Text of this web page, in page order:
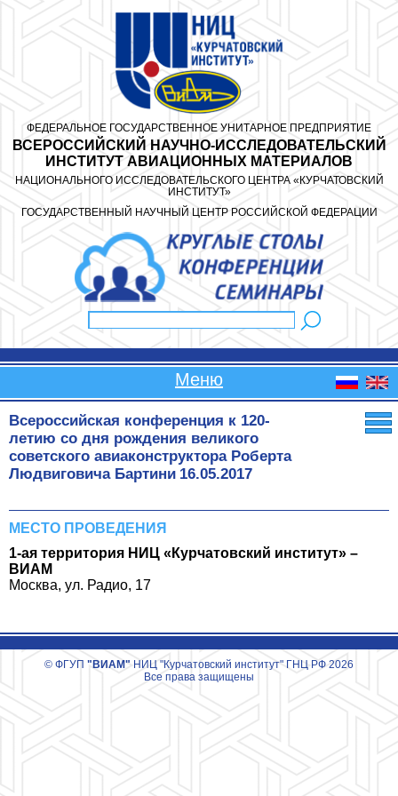
ФЕДЕРАЛЬНОЕ ГОСУДАРСТВЕННОЕ УНИТАРНОЕ ПРЕДПРИЯТИЕ
ВСЕРОССИЙСКИЙ НАУЧНО-ИССЛЕДОВАТЕЛЬСКИЙ
ИНСТИТУТ АВИАЦИОННЫХ МАТЕРИАЛОВ
НАЦИОНАЛЬНОГО ИССЛЕДОВАТЕЛЬСКОГО ЦЕНТРА «КУРЧАТОВСКИЙ
ИНСТИТУТ»
ГОСУДАРСТВЕННЫЙ НАУЧНЫЙ ЦЕНТР РОССИЙСКОЙ ФЕДЕРАЦИИ
Форма поиска
Меню
Всероссийская конференция к 120-
летию со дня рождения великого
советского авиаконструктора Роберта
Людвиговича Бартини 16.05.2017
МЕСТО ПРОВЕДЕНИЯ
1-ая территория НИЦ «Курчатовский институт» –
ВИАМ
Москва, ул. Радио, 17
© ФГУП "ВИАМ" НИЦ "Курчатовский институт" ГНЦ РФ 2026
Все права защищены